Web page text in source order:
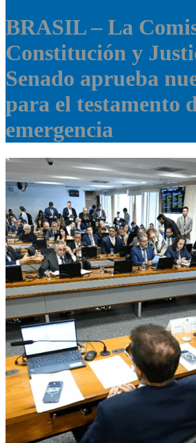
BRASIL – La
Constitución y
Senado aprueba
para el testamento
emergencia